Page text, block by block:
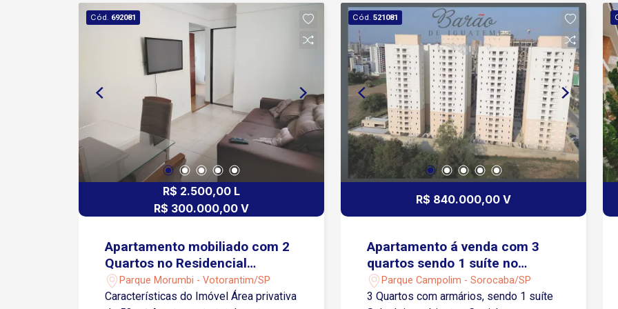
Raposo Tavares Infraestrutura
completa de comércio, serviços,
escolas, gastronomia e lazer
Condomínio ATMO com lazer completo
Coworking Academia Piscina adulto e
infantil Playground Espaço kids Quadra
poliesportiva Pub Áreas de descanso
Salão de festas Quiosque sendo um
com piscina Portaria 24 horas
elétricos e captação de água pluvial.
Oferece lazer completo com piscina
coberta, academia, sauna, cinema,
quadras, coworking, salão de jogos,
espaço gourmet e muito mais. Um
empreendimento que prioriza bem-
estar, praticidade e qualidade de vida.
Cód. 692081
R$ 2.500,00 L
R$ 300.000,00 V
Apartamento mobiliado com 2
Quartos no Residencial
Mariana II em Votorantim/SP
Parque Morumbi - Votorantim/SP
Características do Imóvel Área privativa
Cód. 521081
R$ 840.000,00 V
Apartamento á venda com 3
quartos sendo 1 suíte no
Edifício Barão de Iguatemi
Residencial Club em Sorocaba-
Parque Campolim - Sorocaba/SP
3 Quartos com armários, sendo 1 suíte